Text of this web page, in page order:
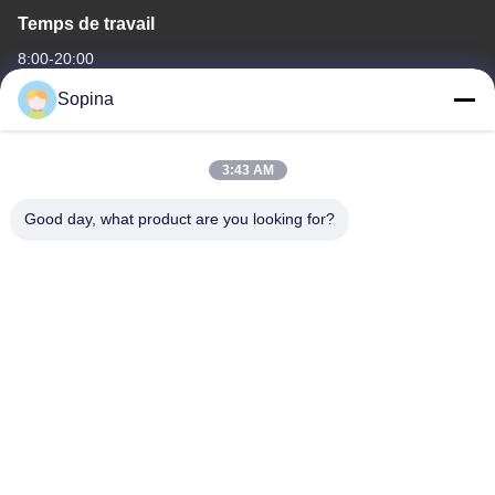
Temps de travail
8:00-20:00
Notre adresse
La zone industrielle de Pingxi n°61, ville de Huashan, district de
Sopina
3:43 AM
Good day, what product are you looking for?